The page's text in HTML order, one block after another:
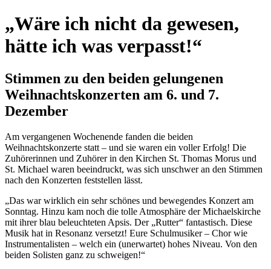
„Wäre ich nicht da gewesen,
hätte ich was verpasst!“
Stimmen zu den beiden gelungenen
Weihnachtskonzerten am 6. und 7.
Dezember
Am vergangenen Wochenende fanden die beiden
Weihnachtskonzerte statt – und sie waren ein voller Erfolg! Die
Zuhörerinnen und Zuhörer in den Kirchen St. Thomas Morus und
St. Michael waren beeindruckt, was sich unschwer an den Stimmen
nach den Konzerten feststellen lässt.
„Das war wirklich ein sehr schönes und bewegendes Konzert am
Sonntag. Hinzu kam noch die tolle Atmosphäre der Michaelskirche
mit ihrer blau beleuchteten Apsis. Der „Rutter“ fantastisch. Diese
Musik hat in Resonanz versetzt! Eure Schulmusiker – Chor wie
Instrumentalisten – welch ein (unerwartet) hohes Niveau. Von den
beiden Solisten ganz zu schweigen!“